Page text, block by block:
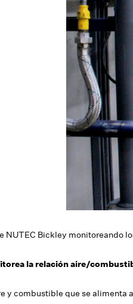
NUTEC Bickley monitoreando
la relación aire/
y combustible que se alimenta